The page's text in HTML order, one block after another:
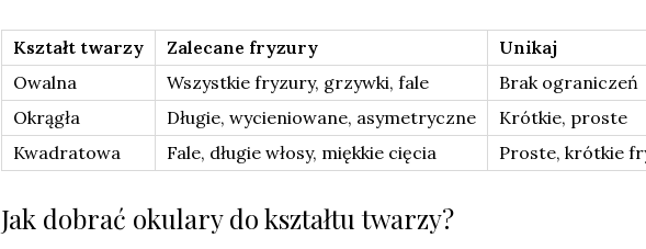
Kształt twarzy Zalecane fryzury
Unikaj
Owalna
Wszystkie fryzury, grzywki, fale
Brak ograniczeń
Okrągła
Długie, wycieniowane, asymetryczne
Krótkie, proste
Kwadratowa
Fale, długie włosy, miękkie cięcia Proste, krótkie
Jak dobrać okulary do kształtu twarzy?